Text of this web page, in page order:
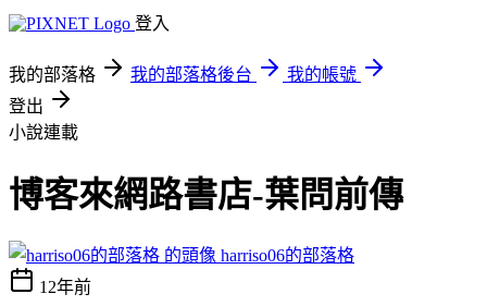
登入
我的部落格 我的部落格後台
我的帳號
登出
小說連載
博客來網路書店-葉問前傳
harriso06的部落格
12年前